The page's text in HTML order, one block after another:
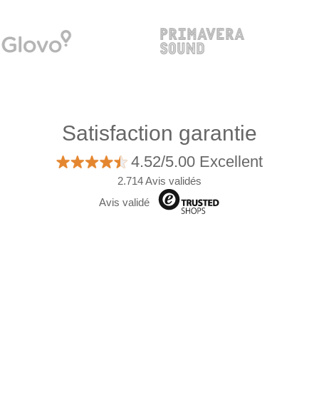
Satisfaction garantie
4.52/5.00 Excellent
2.714 Avis validés
Avis validé